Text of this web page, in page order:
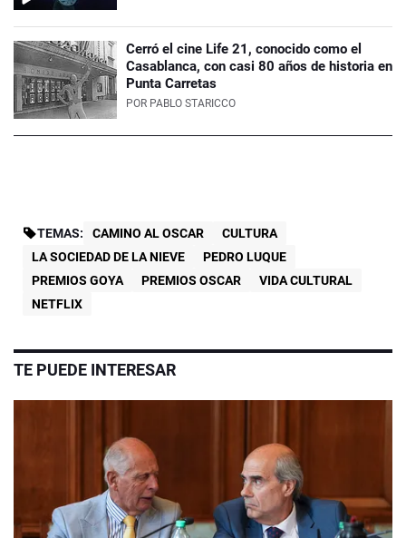
Cerró el cine Life 21, conocido como el
Casablanca, con casi 80 años de historia en
Punta Carretas
POR PABLO STARICCO
TEMAS: CAMINO AL OSCAR
CULTURA
LA SOCIEDAD DE LA NIEVE
PEDRO LUQUE
PREMIOS GOYA
PREMIOS OSCAR
VIDA CULTURAL
NETFLIX
TE PUEDE INTERESAR